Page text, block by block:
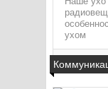
ухом